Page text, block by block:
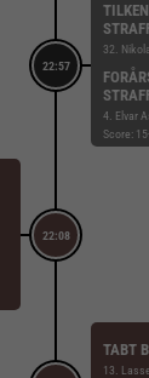
22:57
32.
4. Elvar
Score:
22:08
TABT
13.